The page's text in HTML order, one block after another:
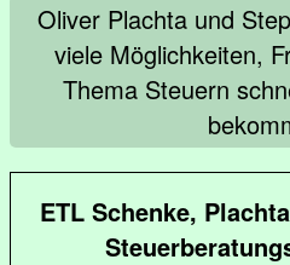
Oliver Plachta und
viele Möglichkeiten,
Thema Steuern
ETL Schenke,